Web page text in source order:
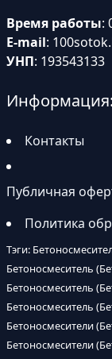
Время работы:
E-mail:
УНП: 193543133
Информация:
Контакты
Публичная
Политика
Тэги:
Бетоносмеситель
Бетоносмеситель
Бетоносмеситель
Бетоносмесители
Бетоносмесители